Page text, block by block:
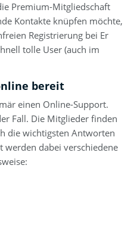
Premium-Mitgliedschaft
Kontakte knüpfen möchte,
Registrierung bei Er
tolle User (auch im
bereit
einen Online-Support.
Fall. Die Mitglieder finden
die wichtigsten Antworten
werden dabei verschiedene